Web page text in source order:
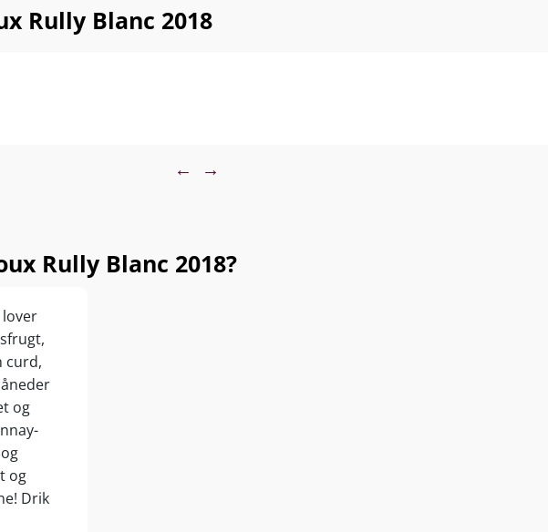
Servér ved 10-13°C
Rully Blanc 2018
← →
Rully Blanc 2018?
curd,
og
og
Drik